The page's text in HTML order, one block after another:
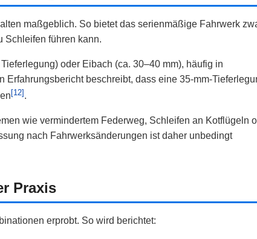
maßgeblich. So bietet das serienmäßige Fahrwerk
Schleifen führen kann.
oder Eibach (ca. 30–40 mm), häufig in
beschreibt, dass eine
[12].
wie vermindertem Federweg, Schleifen an Kotflügeln
nach Fahrwerksänderungen ist daher unbedingt
Praxis
erprobt. So wird berichtet: